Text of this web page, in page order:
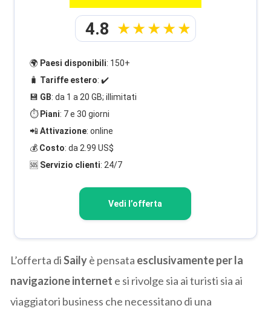
4.8
🌍 Paesi disponibili: 150+
🧳 Tariffe estero: ✔️
💾 GB: da 1 a 20 GB; illimitati
⏱️ Piani: 7 e 30 giorni
📲Attivazione: online
💰 Costo: da 2.99 US$
🆘 Servizio clienti: 24/7
Vedi l’offerta
L’offerta diSailyè pensata esclusivamente per la
navigazione internet e si rivolge sia ai turisti sia ai
viaggiatori business che necessitano di una